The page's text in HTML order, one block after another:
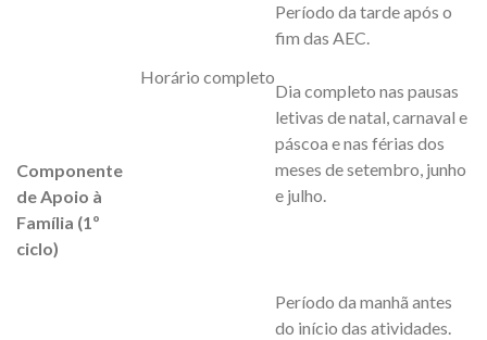
Componente
de Apoio à
Família (1º
ciclo)
Horário completo
Período da tarde após o
fim das AEC.
Dia completo nas pausas
letivas de natal, carnaval e
páscoa e nas férias dos
meses de setembro, junho
e julho.
Período da manhã antes
do início das atividades.